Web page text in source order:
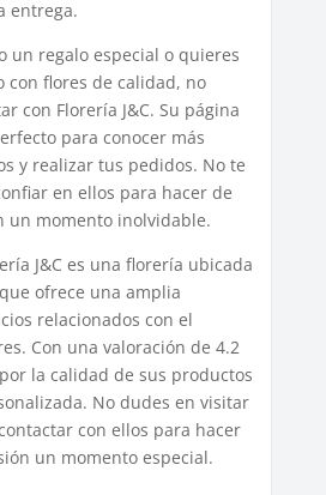
entrega.
un regalo especial o quieres
con flores de calidad, no
con Florería J&C. Su página
para conocer más
y realizar tus pedidos. No te
en ellos para hacer de
un momento inolvidable.
J&C es una florería ubicada
ofrece una amplia
relacionados con el
Con una valoración de 4.2
la calidad de sus productos
No dudes en visitar
con ellos para hacer
un momento especial.